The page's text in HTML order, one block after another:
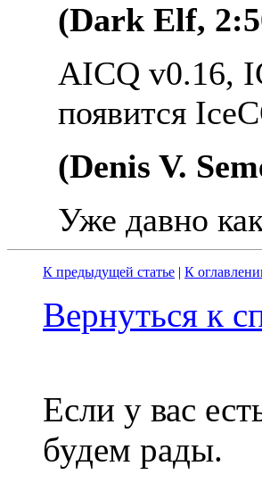
(Dark Elf,
AICQ v0.16,
появится
(Denis V.
Уже давно
К предыдущей статье | К
Вернуться к
Если у вас
будем рады.